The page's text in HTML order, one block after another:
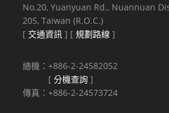
No.20, Yuanyuan Rd., Nuannuan
205, Taiwan (R.O.C.)
[ 交通資訊 ] [規劃路線 ]
總機：+886-2-24582052
[分機查詢 ]
傳真：+886-2-24573724